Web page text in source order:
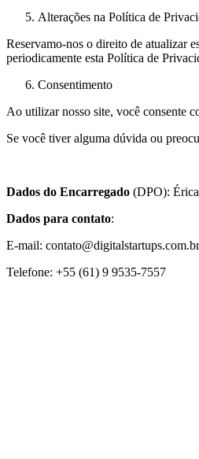
Alterações na Política de
Reservamo-nos o direito de atualizar
periodicamente esta Política de
Consentimento
Ao utilizar nosso site, você consente
Se você tiver alguma dúvida ou
Dados do Encarregado (DPO):
Dados para contato:
E-mail: contato@digitalstartups.com.br
Telefone: +55 (61) 9 9535-7557